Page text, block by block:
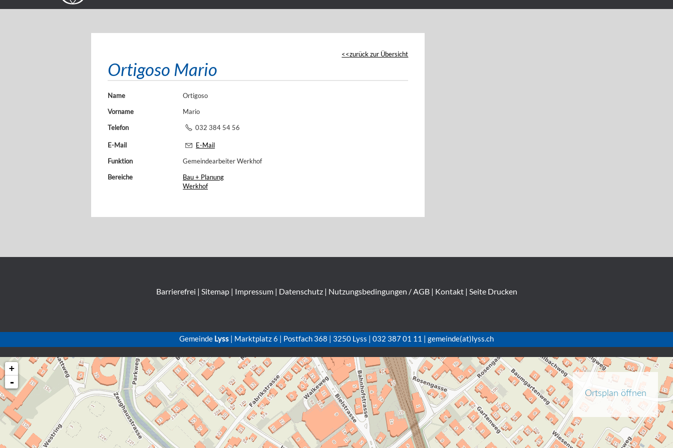
zurück zur Übersicht
Ortigoso Mario
Name
Ortigoso
Vorname
Mario
Telefon
032 384 54 56
E-Mail
E-Mail
Funktion
Gemeindearbeiter Werkhof
Bereiche
Bau + Planung
Werkhof
Barrierefrei | Sitemap| Impressum| Datenschutz| Nutzungsbedingungen / AGB| Kontakt| Seite Drucken
Gemeinde Lyss | Marktplatz 6 | Postfach 368 | 3250 Lyss | 032 387 01 11 | gemeinde(at)lyss.ch